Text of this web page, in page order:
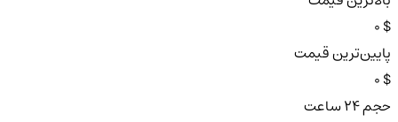
$ 0
پایین‌ترین قیمت
$ 0
حجم ۲۴ ساعت